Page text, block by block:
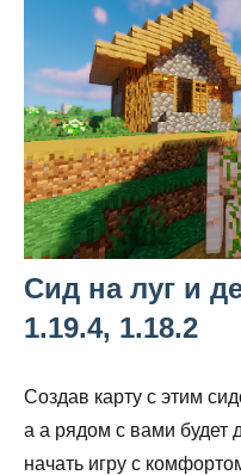
Сид на луг и
1.19.4, 1.18.2
Создав карту с этим
а а рядом с вами будет
начать игру с